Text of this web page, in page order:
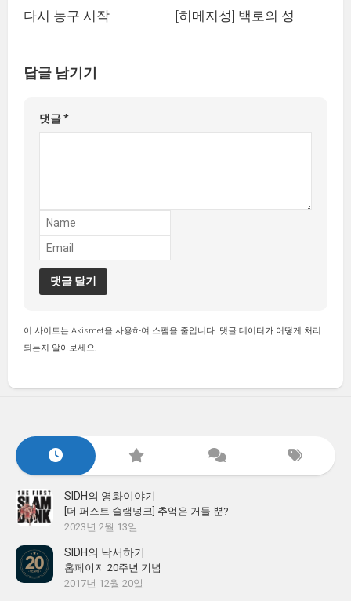
다시 농구 시작 [히메지성] 백로의 성
답글 남기기
댓글*
이 사이트는 Akismet을 사용하여 스팸을 줄입니다. 댓글 데이터가 어떻게 처리
되는지 알아보세요.
SIDH의 영화이야기
[더 퍼스트 슬램덩크] 추억은 거들 뿐?
2023년 2월 13일
SIDH의 낙서하기
홈페이지 20주년 기념
2017년 12월 20일